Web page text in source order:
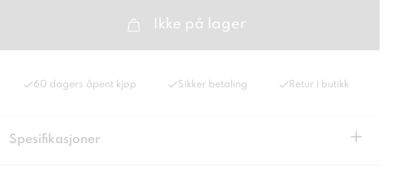
Ikke på lager
60 dagers åpent kjøp Sikker betaling Retur i butikk
Spesifikasjoner +